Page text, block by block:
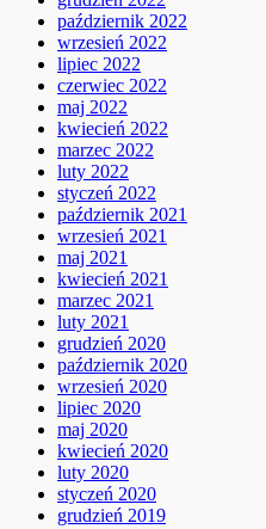
październik 2022
wrzesień 2022
lipiec 2022
czerwiec 2022
maj 2022
kwiecień 2022
marzec 2022
luty 2022
styczeń 2022
październik 2021
wrzesień 2021
maj 2021
kwiecień 2021
marzec 2021
luty 2021
grudzień 2020
październik 2020
wrzesień 2020
lipiec 2020
maj 2020
kwiecień 2020
luty 2020
styczeń 2020
grudzień 2019